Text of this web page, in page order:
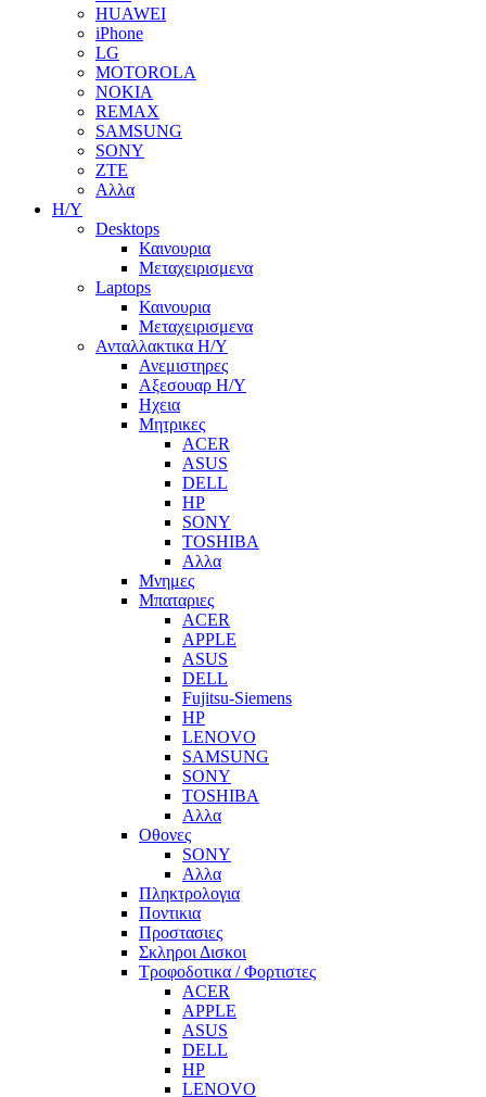
HUAWEI
iPhone
LG
MOTOROLA
NOKIA
REMAX
SAMSUNG
SONY
ZTE
Αλλα
Η/Υ
Desktops
Καινουρια
Μεταχειρισμενα
Laptops
Καινουρια
Μεταχειρισμενα
Ανταλλακτικα H/Y
Ανεμιστηρες
Αξεσουαρ Η/Υ
Ηχεια
Μητρικες
ACER
ASUS
DELL
HP
SONY
TOSHIBA
Αλλα
Μνημες
Μπαταριες
ACER
APPLE
ASUS
DELL
Fujitsu-Siemens
HP
LENOVO
SAMSUNG
SONY
TOSHIBA
Αλλα
Οθονες
SONY
Αλλα
Πληκτρολογια
Ποντικια
Προστασιες
Σκληροι Δισκοι
Τροφοδοτικα / Φορτιστες
ACER
APPLE
ASUS
DELL
HP
LENOVO